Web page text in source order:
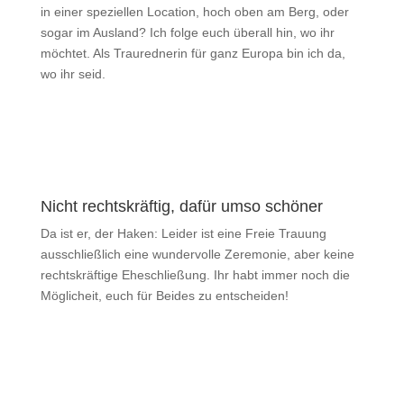
in einer speziellen Location, hoch oben am Berg, oder
sogar im Ausland? Ich folge euch überall hin, wo ihr
möchtet. Als Traurednerin für ganz Europa bin ich da,
wo ihr seid.
Nicht rechtskräftig, dafür umso schöner
Da ist er, der Haken: Leider ist eine Freie Trauung
ausschließlich eine wundervolle Zeremonie, aber keine
rechtskräftige Eheschließung. Ihr habt immer noch die
Möglicheit, euch für Beides zu entscheiden!